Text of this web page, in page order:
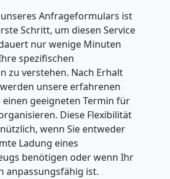
Anfrageformulars ist
Schritt, um diesen Service
nur wenige Minuten
spezifischen
zu verstehen. Nach Erhalt
unsere erfahrenen
geeigneten Termin für
Diese Flexibilität
wenn Sie entweder
Ladung eines
benötigen oder wenn Ihr
anpassungsfähig ist.